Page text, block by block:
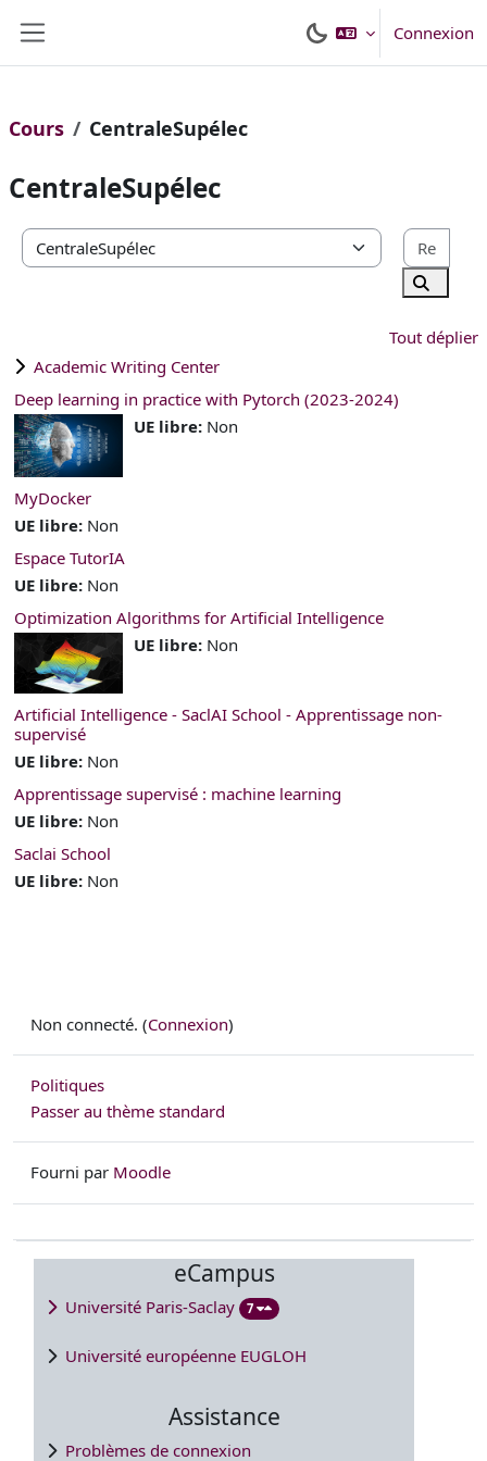
Connexion
Cours CentraleSupélec
CentraleSupélec
Catégories de cours
Tout déplier
Academic Writing Center
Deep learning in practice with Pytorch (2023-2024)
UE libre: Non
MyDocker
UE libre: Non
Espace TutorIA
UE libre: Non
Optimization Algorithms for Artificial Intelligence
UE libre: Non
Artificial Intelligence - SaclAI School - Apprentissage non-
supervisé
UE libre: Non
Apprentissage supervisé : machine learning
UE libre: Non
Saclai School
UE libre: Non
Non connecté. (Connexion)
Politiques
Passer au thème standard
Fourni par Moodle
eCampus
Université Paris-Saclay 7
Université européenne EUGLOH
Assistance
Problèmes de connexion